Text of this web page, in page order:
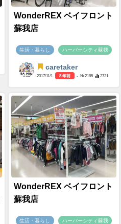
WonderREX ベイフロント
蘇我店
生活・暮らし ハーバーシティ蘇我
caretaker
2017/11/1 8 年前 - №2185 2721
WonderREX ベイフロント
蘇我店
生活・暮らし ハーバーシティ蘇我